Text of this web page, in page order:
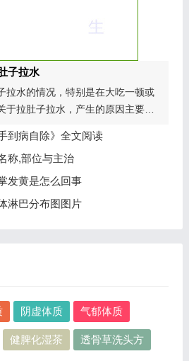
子拉水
拉水的情况，特别是在大吃一顿或
于拉肚子拉水，产生的原因主要是
为肠胃问题。本页包...
到病自除》全文阅读
除全文阅读。包括完整目录、共计
内容。涉及到全身的各个反射
区疗法、食疗等。另外...
称,部位与主治
定规律，耳穴在耳郭的分布犹如一
，头部朝下，臀部朝上。其分布的
位在耳垂；与上肢相...
发黄是怎么回事
内血液不充盈或是皮肤营养不良的
淋巴分布图图片
阴虚体质 气郁体质
健脾化湿茶 透骨草洗头方